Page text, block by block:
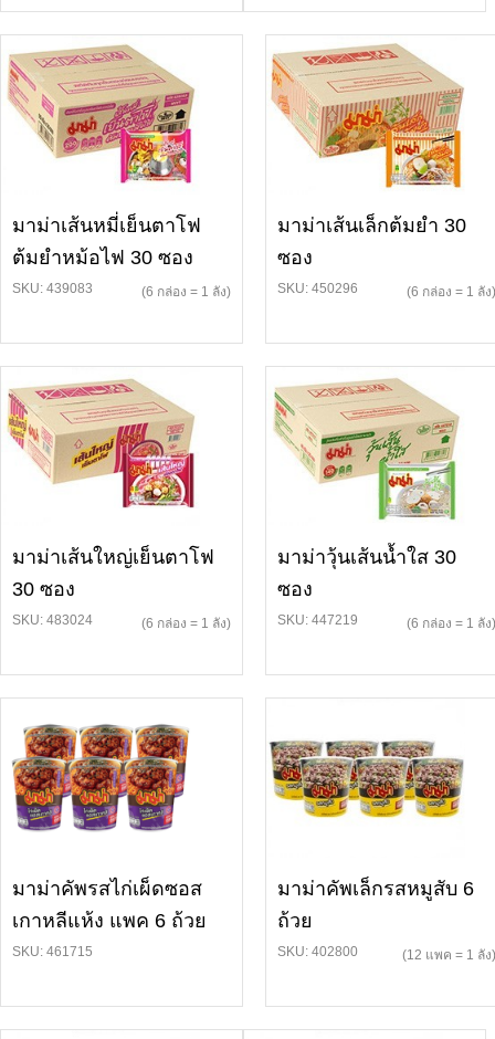
มาม่าเส้นหมี่เย็นตาโฟ
ต้มยำหม้อไฟ 30 ซอง
SKU: 439083 (6 กล่อง = 1 ลัง)
มาม่าเส้นเล็กต้มยำ 30
ซอง
SKU: 450296 (6 กล่อง = 1 ลัง)
มาม่าเส้นใหญ่เย็นตาโฟ
30 ซอง
SKU: 483024 (6 กล่อง = 1 ลัง)
มาม่าวุ้นเส้นน้ำใส 30
ซอง
SKU: 447219 (6 กล่อง = 1 ลัง)
มาม่าคัพรสไก่เผ็ดซอส
เกาหลีแห้ง แพค 6 ถ้วย
SKU: 461715
มาม่าคัพเล็กรสหมูสับ 6
ถ้วย
SKU: 402800 (12 แพค = 1 ลัง)